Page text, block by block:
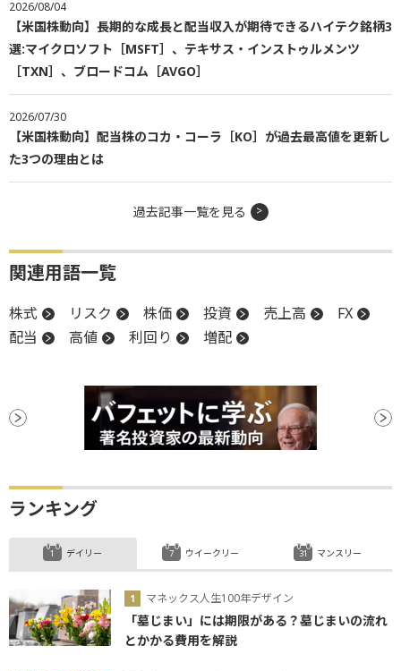
2026/08/04
【米国株動向】長期的な成長と配当収入が期待できるハイテク銘柄3
選:マイクロソフト［MSFT］、テキサス・インストゥルメンツ
［TXN］、ブロードコム［AVGO］
2026/07/30
【米国株動向】配当株のコカ・コーラ［KO］が過去最高値を更新し
た3つの理由とは
過去記事一覧を見る
関連用語一覧
株式 リスク 株価 投資 売上高
FX
配当
高値 利回り 増配
ランキング
デイリー
マネックス人生100年デザイン
「墓じまい」には期限がある？墓じまいの流れ
とかかる費用を解説
ウイークリー マンスリー